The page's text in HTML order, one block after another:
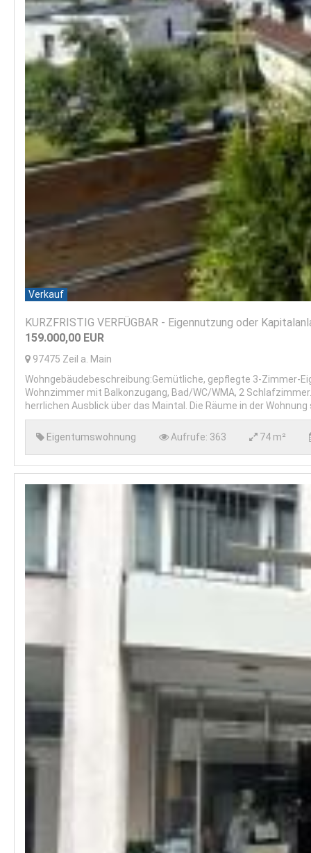
Verkauf
KURZFRISTIG VERFÜGBAR - Eigennutzung oder
159.000,00 EUR
97475 Zeil a. Main
Wohngebäudebeschreibung:Gemütliche, gepflegte 3-Zimmer-
Wohnzimmer mit Balkonzugang, Bad/WC/WMA, 2
herrlichen Ausblick über das Maintal. Die Räume in der
Eigentumswohnung Aufrufe: 363 74 m²